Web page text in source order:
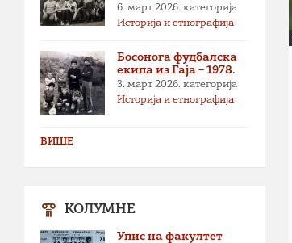
6. март 2026. категорија
Историја и етнографија
Босонога фудбалска
екипа из Гаја – 1978.
3. март 2026. категорија
Историја и етнографија
ВИШЕ
КОЛУМНЕ
Упис на факултет